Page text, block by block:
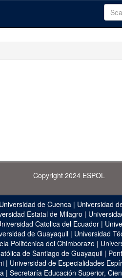
Copyright 2024 ESPOL
Universidad de Cuenca | Universidad
Estatal de Milagro |
Catolica del Ecuador|
de Guayaquil | Universidad
Politécnica del Chimborazo |
de Santiago de Guayaquil |
| Universidad de Especialidades
| Secretaría Educación Superior,